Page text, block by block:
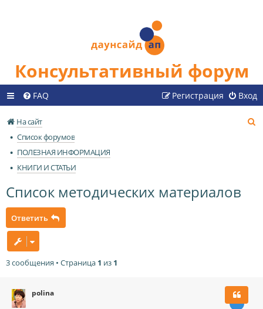
Консультативный форум
FAQ Вход
Регистрация
На сайт
Список форумов
ПОЛЕЗНАЯ ИНФОРМАЦИЯ
КНИГИ И СТАТЬИ
Список методических материалов
Ответить
3 сообщения • Страница 1 из 1
polina